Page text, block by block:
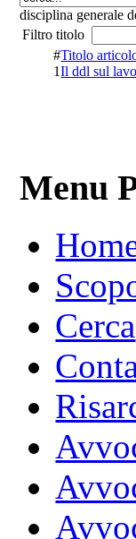
disciplina generale
Filtro titolo
#Titolo
1Il ddl sul
Menu
Cerca